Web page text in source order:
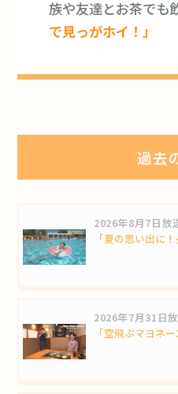
族や友達とお茶でも
で見っがホイ！」
過去
2026年8月7日放
「夏の思い出に
2026年7月31日
「空飛ぶマヨネ